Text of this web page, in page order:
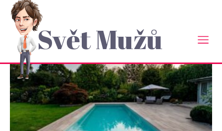
Svět Mužů
Domů 2022
Měsíční Archiv: Květen 2022